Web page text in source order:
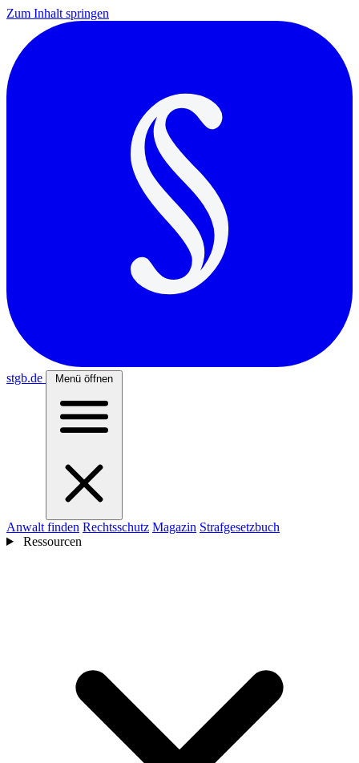
Zum Inhalt springen
stgb.de Menü öffnen
Anwalt finden Rechtsschutz Magazin Strafgesetzbuch
Ressourcen